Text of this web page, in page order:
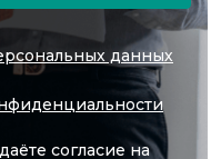
данных
согласие на